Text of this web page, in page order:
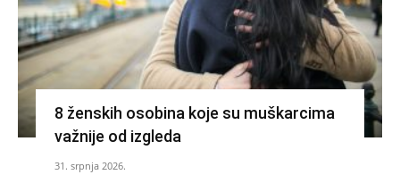
8 ženskih osobina koje su muškarcima
važnije od izgleda
31. srpnja 2026.